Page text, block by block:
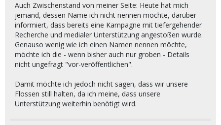
Auch Zwischenstand von meiner Seite: Heute hat mich
jemand, dessen Name ich nicht nennen möchte, darüber
informiert, dass bereits eine Kampagne mit tiefergehender
Recherche und medialer Unterstützung angestoßen wurde.
Genauso wenig wie ich einen Namen nennen möchte,
möchte ich die - wenn bisher auch nur groben - Details
nicht ungefragt "vor-veröffentlichen".
Damit möchte ich jedoch nicht sagen, dass wir unsere
Flossen still halten, da ich meine, dass unsere
Unterstützung weiterhin benötigt wird.